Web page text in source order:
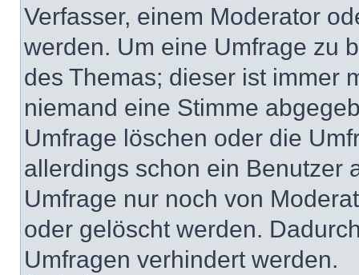
Verfasser, einem Moderator
werden. Um eine Umfrage zu
des Themas; dieser ist immer
niemand eine Stimme
Umfrage löschen oder die
allerdings schon ein Benutzer
Umfrage nur noch von
oder gelöscht werden.
Umfragen verhindert werden.